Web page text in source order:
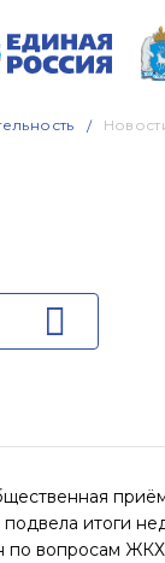
итоги
по вопросам ЖКХ